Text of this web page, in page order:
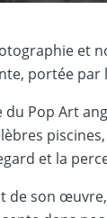
et
portée par
Pop Art
et la
de son